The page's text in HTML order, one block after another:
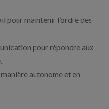
pour maintenir l’ordre des
pour répondre aux
autonome et en